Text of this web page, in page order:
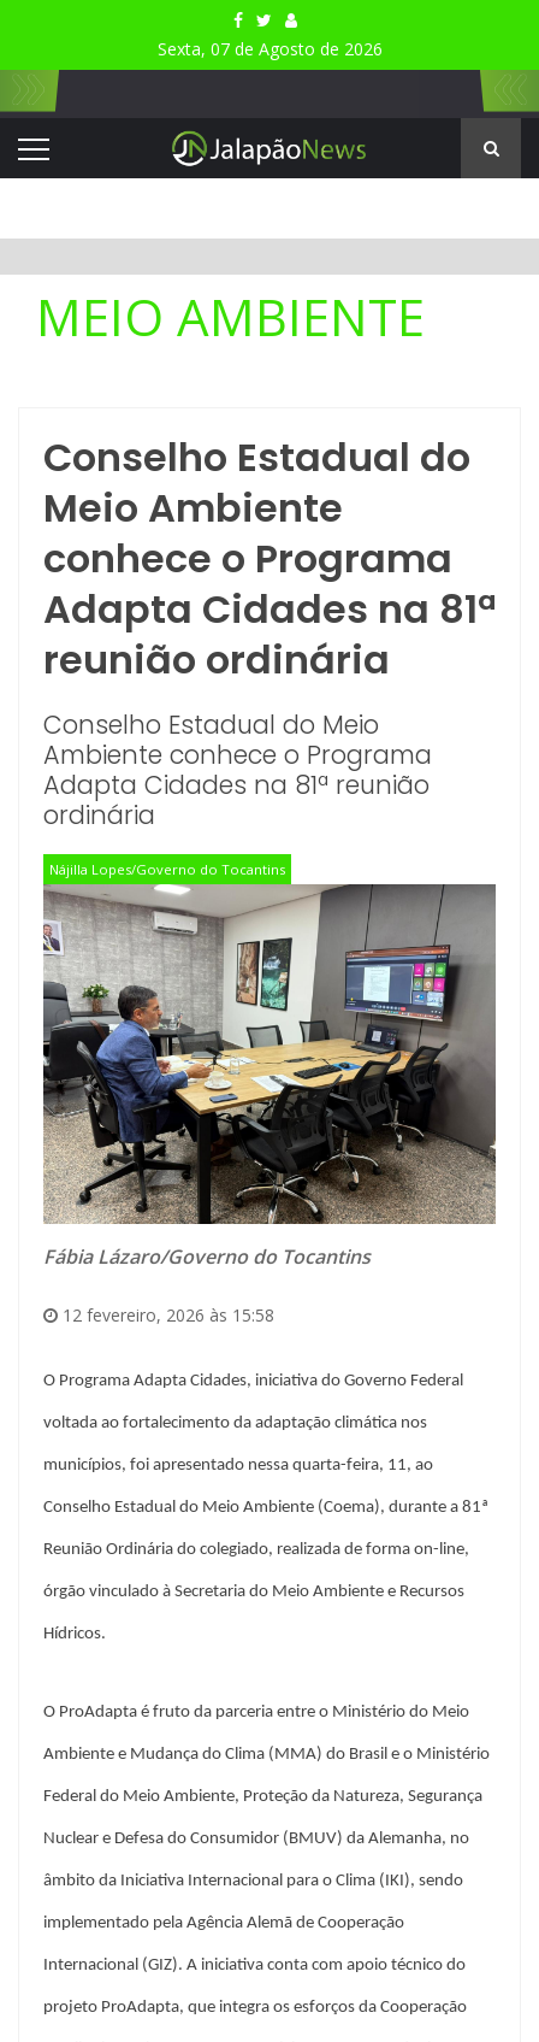
Sexta, 07 de Agosto de 2026
MEIO AMBIENTE
Conselho Estadual do
Meio Ambiente
conhece o Programa
Adapta Cidades na 81ª
reunião ordinária
Conselho Estadual do Meio
Ambiente conhece o Programa
Adapta Cidades na 81ª reunião
ordinária
Nájilla Lopes/Governo do Tocantins
Fábia Lázaro/Governo do Tocantins
12 fevereiro, 2026 às 15:58
O Programa Adapta Cidades, iniciativa do Governo Federal
voltada ao fortalecimento da adaptação climática nos
municípios, foi apresentado nessa quarta-feira, 11, ao
Conselho Estadual do Meio Ambiente (Coema), durante a 81ª
Reunião Ordinária do colegiado, realizada de forma on-line,
órgão vinculado à Secretaria do Meio Ambiente e Recursos
Hídricos.
O ProAdapta é fruto da parceria entre o Ministério do Meio
Ambiente e Mudança do Clima (MMA) do Brasil e o Ministério
Federal do Meio Ambiente, Proteção da Natureza, Segurança
Nuclear e Defesa do Consumidor (BMUV) da Alemanha, no
âmbito da Iniciativa Internacional para o Clima (IKI), sendo
implementado pela Agência Alemã de Cooperação
Internacional (GIZ). A iniciativa conta com apoio técnico do
projeto ProAdapta, que integra os esforços da Cooperação